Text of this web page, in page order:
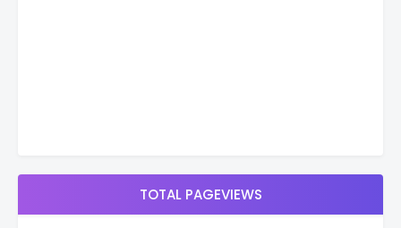
TOTAL PAGEVIEWS